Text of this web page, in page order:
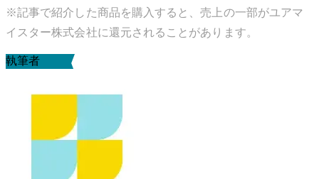
※記事で紹介した商品を購入すると、売上の一部がユアマ
イスター株式会社に還元されることがあります。
執筆者